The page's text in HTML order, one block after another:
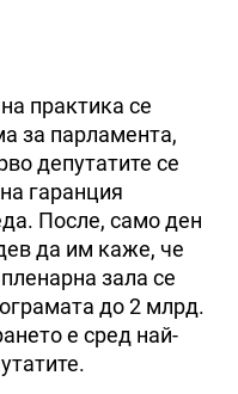
практика се
за парламента,
депутатите се
гаранция
После, само ден
да им каже, че
зала се
до 2 млрд.
е сред най-